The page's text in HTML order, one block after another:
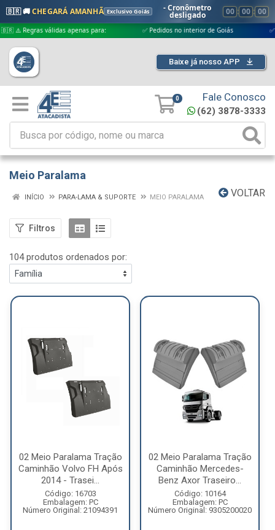
🇧🇷 🚚CHEGARÁ AMANHÃ Exclusivo Goiás - Cronômetro
desligado 00 : 00 : 00
apenas para: ✅ Pedidos no interior de Goiás ✅ Pedidos
Baixe já nosso APP
0 Fale Conosco
(62) 3878-3333
Meio Paralama
VOLTAR
INÍCIO PARA-LAMA & SUPORTE MEIO PARALAMA
Filtros
104 produtos ordenados por:
02 Meio Paralama Tração
Caminhão Volvo FH Após
2014 - Trasei...
Código: 16703
Embalagem: PC
Número Original: 21094391
02 Meio Paralama Tração
Caminhão Mercedes-
Benz Axor Traseiro...
Código: 10164
Embalagem: PC
Número Original: 9305200020